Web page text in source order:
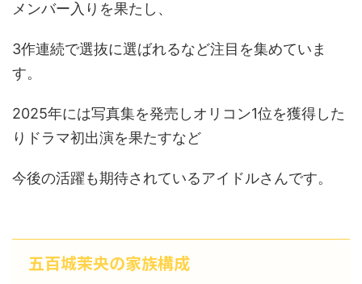
メンバー入りを果たし、
3作連続で選抜に選ばれるなど注目を集めていま
す。
2025年には写真集を発売しオリコン1位を獲得した
りドラマ初出演を果たすなど
今後の活躍も期待されているアイドルさんです。
五百城茉央の家族構成